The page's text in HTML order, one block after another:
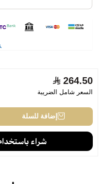
264.50
السعر شامل الضريبة
إضافة للسلة